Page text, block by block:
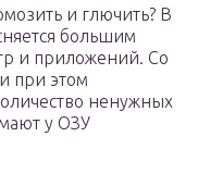
и глючить? В
большим
и приложений. Со
при этом
ненужных
у ОЗУ